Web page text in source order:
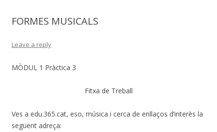
FORMES MUSICALS
Leave a reply
MÒDUL 1 Pràctica 3
Fitxa de Treball
Ves a edu.365.cat, eso, música i cerca de enllaços d’interès la
següent adreça: